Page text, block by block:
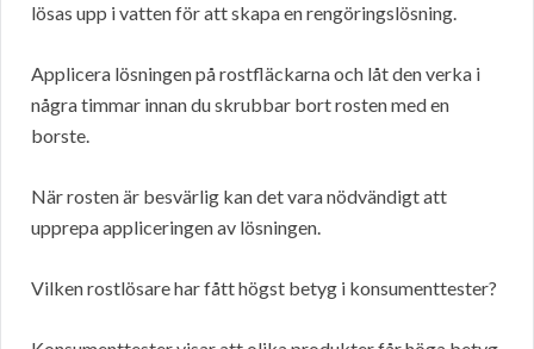
lösas upp i vatten för att skapa en rengöringslösning.
Applicera lösningen på rostfläckarna och låt den verka i
några timmar innan du skrubbar bort rosten med en
borste.
När rosten är besvärlig kan det vara nödvändigt att
upprepa appliceringen av lösningen.
Vilken rostlösare har fått högst betyg i konsumenttester?